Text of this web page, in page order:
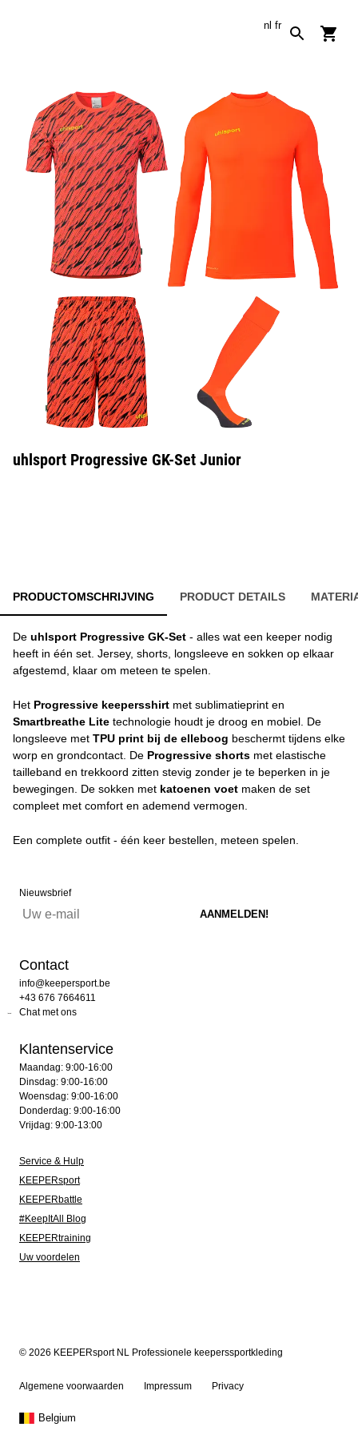
nl fr
uhlsport Progressive GK-Set Junior
PRODUCTOMSCHRIJVING PRODUCT DETAILS
De uhlsport Progressive GK-Set - alles wat een keeper nodig
heeft in één set. Jersey, shorts, longsleeve en sokken op elkaar
afgestemd, klaar om meteen te spelen.
Het Progressive keepersshirt met sublimatieprint en
Smartbreathe Lite technologie houdt je droog en mobiel. De
longsleeve met TPU print bij de elleboog beschermt tijdens elke
worp en grondcontact. De Progressive shorts met elastische
tailleband en trekkoord zitten stevig zonder je te beperken in je
bewegingen. De sokken met katoenen voet maken de set
compleet met comfort en ademend vermogen.
Een complete outfit - één keer bestellen, meteen spelen.
Nieuwsbrief
Contact
info@keepersport.be
+43 676 7664611
Chat met ons
Klantenservice
Maandag: 9:00-16:00
Dinsdag: 9:00-16:00
Woensdag: 9:00-16:00
Donderdag: 9:00-16:00
Vrijdag: 9:00-13:00
Service & Hulp
KEEPERsport
KEEPERbattle
#KeepItAll Blog
KEEPERtraining
Uw voordelen
© 2026 KEEPERsport NL Professionele keeperssportkleding
Algemene voorwaarden Impressum Privacy
Belgium